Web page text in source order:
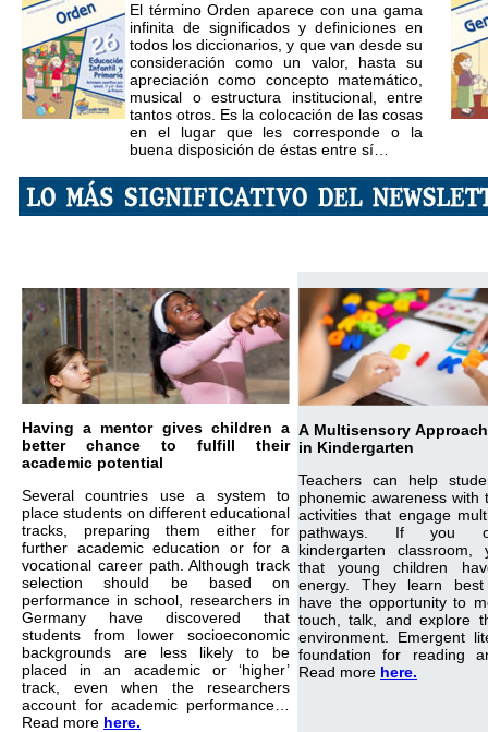
El término Orden aparece con una gama
infinita de significados y definiciones en
todos los diccionarios, y que van desde su
consideración como un valor, hasta su
apreciación como concepto matemático,
musical o estructura institucional, entre
tantos otros. Es la colocación de las cosas
en el lugar que les corresponde o la
buena disposición de éstas entre sí…
Having a mentor gives children a
better chance to fulfill their
academic potential
Several countries use a system to
place students on different educational
tracks, preparing them either for
further academic education or for a
vocational career path. Although track
selection should be based on
performance in school, researchers in
Germany have discovered that
students from lower socioeconomic
backgrounds are less likely to be
placed in an academic or ‘higher’
track, even when the researchers
account for academic performance…
Read more here.
A Multisensory
in Kindergarten
Teachers can help
phonemic awareness with
activities that engage
pathways. If you
kindergarten classroom,
that young children
energy. They learn
have the opportunity to
touch, talk, and explore
environment. Emergent
foundation for reading
Read more here.